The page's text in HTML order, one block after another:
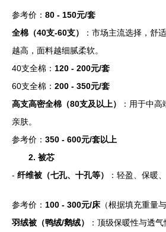
参考价： 80 - 150元/套
全棉（40支-60支）
：市场主流选择，舒
越高，面料越细腻柔软。
40支全棉： 120 - 200元/套
60支全棉： 200 - 350元/套
高支高密全棉（80支及以上）
：用于中
亲肤。
参考价： 350 - 600元/套以上
2. 被芯
- 纤维被（七孔、十孔等） ：轻盈、保暖
参考价： 100 - 300元/床 （根据填充重量
羽绒被（鸭绒/鹅绒）
：顶级保暖性与透